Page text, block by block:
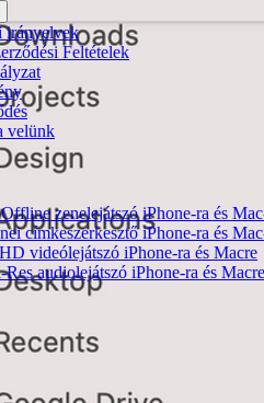
irányelvek
Feltételek
velünk
zenelejátszó iPhone-ra és
címkeszerkesztő iPhone-ra és
videólejátszó iPhone-ra és Macre
audiolejátszó iPhone-ra és Macre